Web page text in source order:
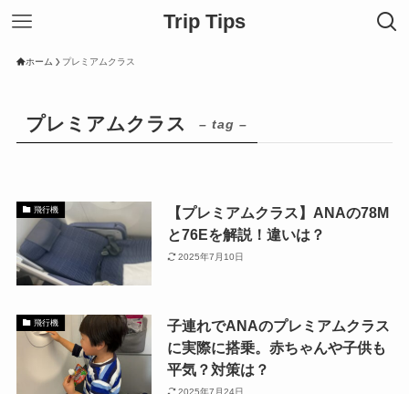
Trip Tips
ホーム プレミアムクラス
プレミアムクラス – tag –
飛行機
【プレミアムクラス】ANAの78M
と76Eを解説！違いは？
2025年7月10日
飛行機
子連れでANAのプレミアムクラス
に実際に搭乗。赤ちゃんや子供も
平気？対策は？
2025年7月24日